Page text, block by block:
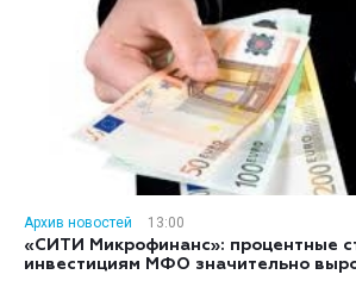
Архив новостей
13:00
«СИТИ Микрофинанс»: процентные
инвестициям МФО значительно